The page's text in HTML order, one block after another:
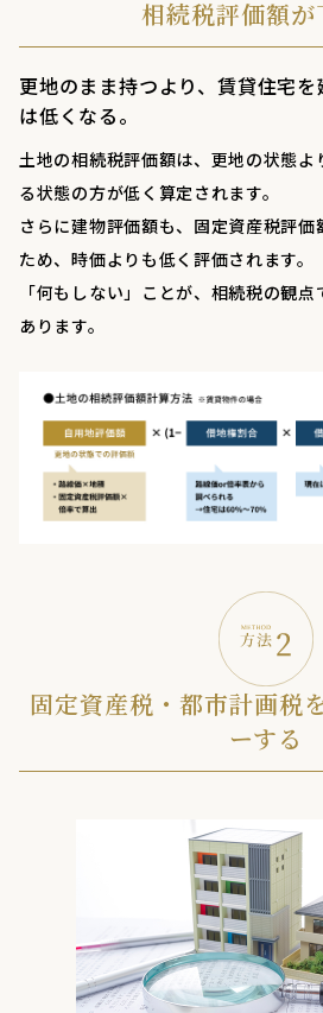
相続税評価額が
更地のまま持つより、賃貸住宅
は低くなる。
土地の相続税評価額は、更地の状態よ
る状態の方が低く算定されます。
さらに建物評価額も、固定資産税評価
ため、時価よりも低く評価されます。
「何もしない」ことが、相続税の観
あります。
固定資産税・都市計画税
ーする